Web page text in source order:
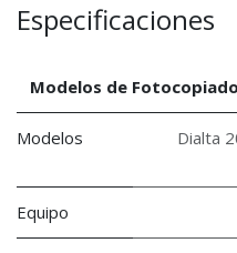
Especificaciones
Modelos de
Modelos Dialta
Equipo